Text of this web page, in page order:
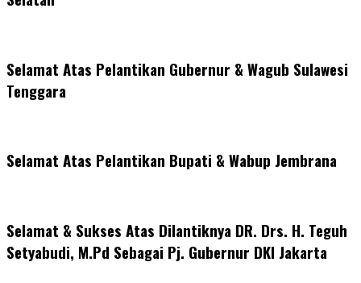
Selamat Atas Pelantikan Gubernur & Wagub Sulawesi
Tenggara
Selamat Atas Pelantikan Bupati & Wabup Jembrana
Selamat & Sukses Atas Dilantiknya DR. Drs. H. Teguh
Setyabudi, M.Pd Sebagai Pj. Gubernur DKI Jakarta